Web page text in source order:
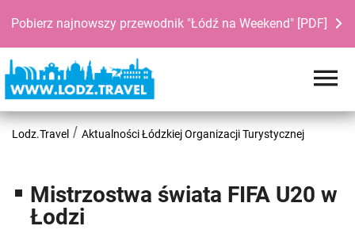
Pobierz najnowszy przewodnik "Łódź na Weekend" [PDF]
Lodz.Travel Aktualności Łódzkiej Organizacji Turystycznej
Mistrzostwa świata FIFA U20 w
Łodzi